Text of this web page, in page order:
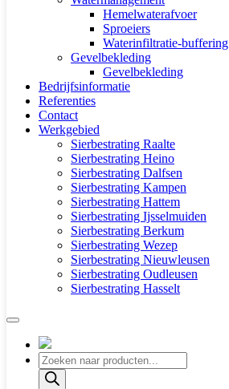
Hemelwaterafvoer
Sproeiers
Waterinfiltratie-buffering
Gevelbekleding
Gevelbekleding
Bedrijfsinformatie
Referenties
Contact
Werkgebied
Sierbestrating Raalte
Sierbestrating Heino
Sierbestrating Dalfsen
Sierbestrating Kampen
Sierbestrating Hattem
Sierbestrating Ijsselmuiden
Sierbestrating Berkum
Sierbestrating Wezep
Sierbestrating Nieuwleusen
Sierbestrating Oudleusen
Sierbestrating Hasselt
Producten
zoeken